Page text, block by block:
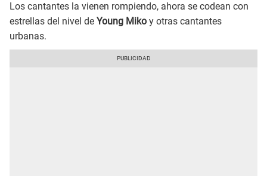
Los cantantes la vienen rompiendo, ahora se codean con
estrellas del nivel de Young Miko y otras cantantes
urbanas.